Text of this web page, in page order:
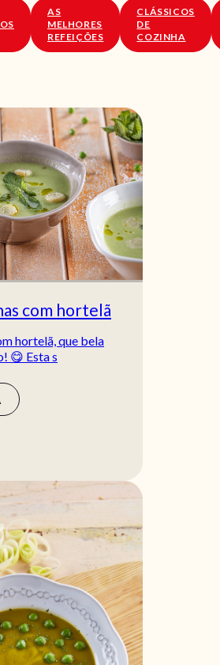
AS
MELHORES
REFEIÇÕES
CLÁSSICOS
DE
COZINHA
com hortelã
hortelã, que bela
😋 Esta s